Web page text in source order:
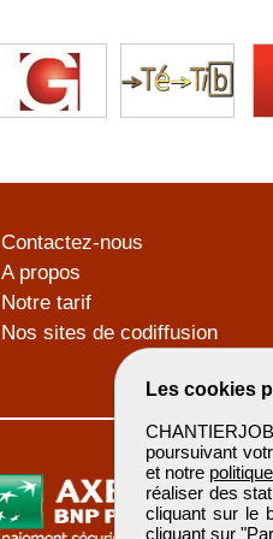
Les cookies
poursuivant
et notre
réaliser des
cliquant sur le
cliquant sur
Contactez-nous
A propos
Notre tarif
Nos sites de codiffusion